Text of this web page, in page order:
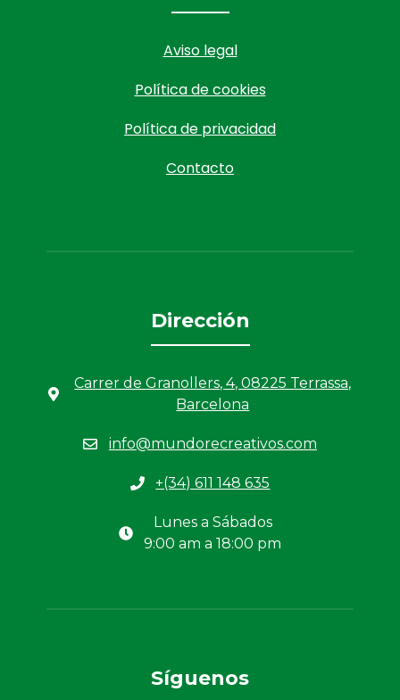
Aviso legal
Política de cookies
Política de privacidad
Contacto
Dirección
Carrer de Granollers, 4, 08225 Terrassa,
Barcelona
info@mundorecreativos.com
+(34) 611 148 635
Lunes a Sábados
9:00 am a 18:00 pm
Síguenos